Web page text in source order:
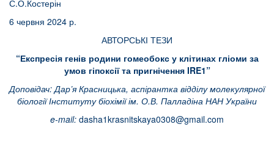
С.О.Костерін
6 червня 2024 р.
АВТОРСЬКІ ТЕЗИ
“Експресія генів родини гомеобокс у клітинах гліоми за
умов гіпоксії та пригнічення IRE1”
Доповідач:Дар’я Красницька, аспірантка відділу молекулярної
біології Інституту біохімії ім. О.В. Палладіна НАН України
e-mail: dasha1krasnitskaya0308@gmail.com